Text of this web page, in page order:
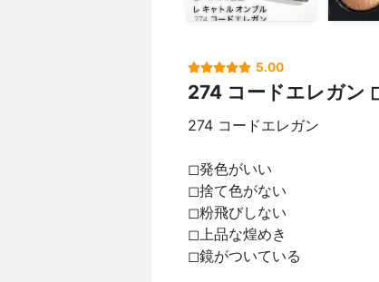
5.00
274 コードエレガン
274 コードエレガン
◻︎発色がいい
◻︎捨て色がない
◻︎粉飛びしない
◻︎上品な煌めき
◻︎鏡がついている